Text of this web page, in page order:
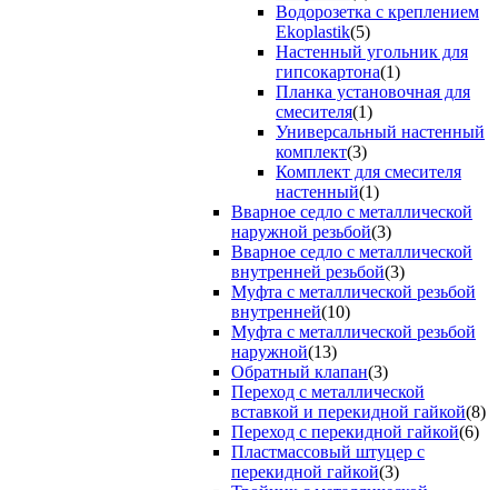
Водорозетка с креплением
Ekoplastik(5)
Настенный угольник для
гипсокартона(1)
Планка установочная для
смесителя(1)
Универсальный настенный
комплект(3)
Комплект для смесителя
настенный(1)
Вварное седло с металлической
наружной резьбой(3)
Вварное седло с металлической
внутренней резьбой(3)
Муфта с металлической резьбой
внутренней(10)
Муфта с металлической резьбой
наружной(13)
Обратный клапан(3)
Переход с металлической
вставкой и перекидной гайкой(8)
Переход с перекидной гайкой(6)
Пластмассовый штуцер с
перекидной гайкой(3)